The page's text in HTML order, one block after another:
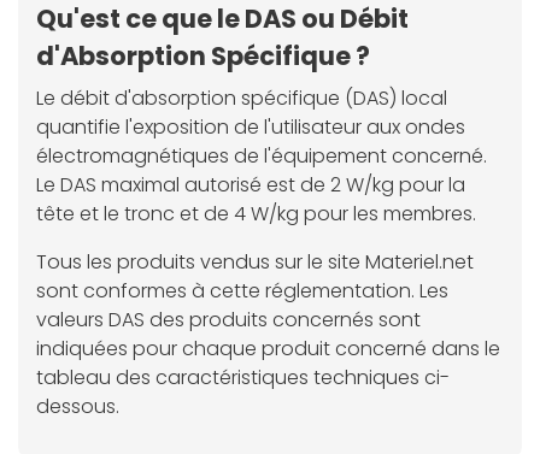
Qu'est ce que le DAS ou Débit
d'Absorption Spécifique ?
Le débit d'absorption spécifique (DAS) local
quantifie l'exposition de l'utilisateur aux ondes
électromagnétiques de l'équipement concerné.
Le DAS maximal autorisé est de 2 W/kg pour la
tête et le tronc et de 4 W/kg pour les membres.
Tous les produits vendus sur le site Materiel.net
sont conformes à cette réglementation. Les
valeurs DAS des produits concernés sont
indiquées pour chaque produit concerné dans le
tableau des caractéristiques techniques ci-
dessous.